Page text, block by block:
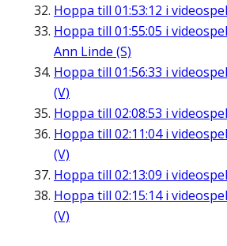
Hoppa till 01:53:12 i
Hoppa till 01:55:05 i
Ann Linde (S)
Hoppa till 01:56:33 i
(V)
Hoppa till 02:08:53 i
Hoppa till 02:11:04i
(V)
Hoppa till 02:13:09 i
Hoppa till 02:15:14i
(V)